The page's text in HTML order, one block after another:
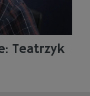
Teatrzyk